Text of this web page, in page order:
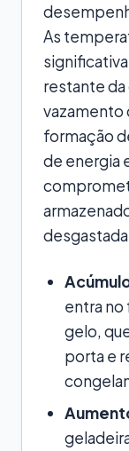
As
restante da
vazamento
formação
de energia
entra
gelo,
porta e